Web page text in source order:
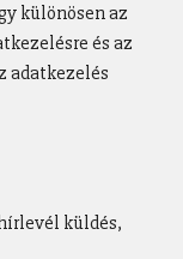
különösen az
és az
adatkezelés
küldés,